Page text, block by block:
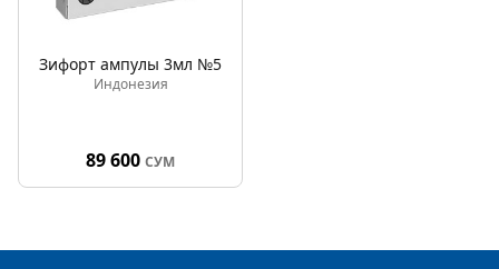
Зифорт ампулы 3мл №5
Индонезия
89 600 СУМ